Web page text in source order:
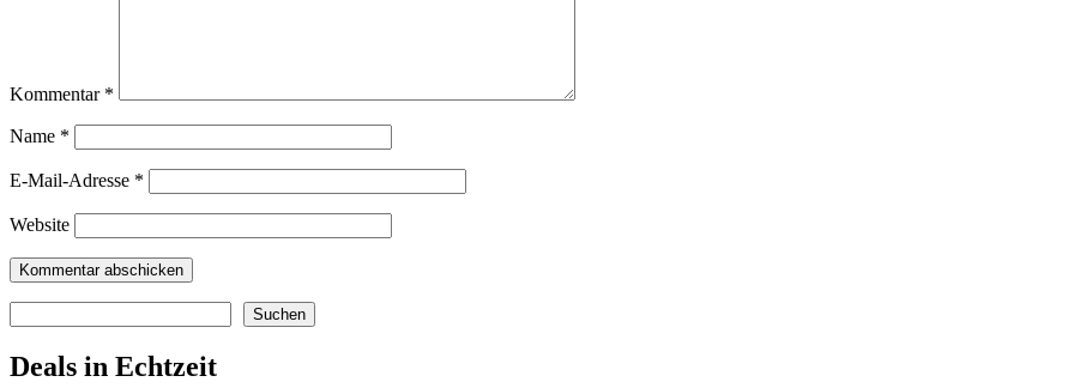
Kommentar *
Name *
E-Mail-Adresse *
Website
Suchen
Deals in Echtzeit